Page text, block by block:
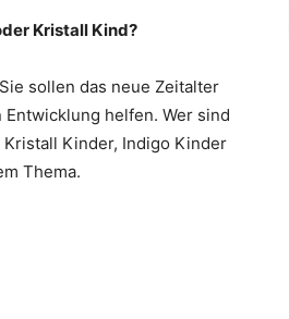
Kristall Kind?
sollen das neue Zeitalter
helfen. Wer sind
Kinder, Indigo Kinder
Thema.